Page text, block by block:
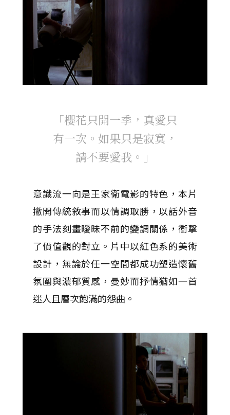
「櫻花只開一季，真愛只
有一次。如果只是寂寞，
請不要愛我。」
意識流一向是王家衛電影的特色，本片
撇開傳統敘事而以情調取勝，以話外音
的手法刻畫曖昧不前的變調關係，衝擊
了價值觀的對立。片中以紅色系的美術
設計，無論於任一空間都成功塑造懷舊
氛圍與濃郁質感，曼妙而抒情猶如一首
迷人且層次飽滿的怨曲。